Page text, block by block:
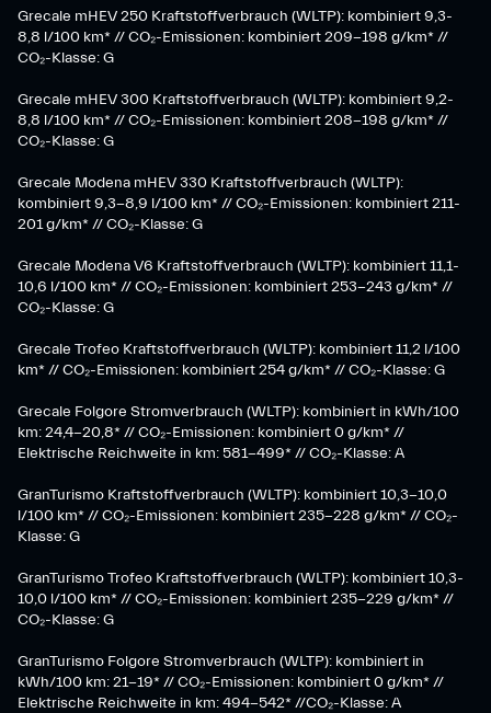
Grecale mHEV 250 Kraftstoffverbrauch (WLTP): kombiniert 9,3-
8,8 l/100 km* // CO₂-Emissionen: kombiniert 209-198 g/km* ​//
CO₂-Klasse: G
Grecale mHEV 300 Kraftstoffverbrauch (WLTP): kombiniert 9,2-
8,8 l/100 km* // CO₂-Emissionen: kombiniert 208-198 g/km* //
CO₂-Klasse: G
Grecale Modena mHEV 330 Kraftstoffverbrauch (WLTP):
kombiniert 9,3-8,9 l/100 km* // CO₂-Emissionen: kombiniert 211-
201 g/km* // CO₂-Klasse: G
Grecale Modena V6 Kraftstoffverbrauch (WLTP): kombiniert 11,1-
10,6 l/100 km* // CO₂-Emissionen: kombiniert 253-243 g/km* //
CO₂-Klasse: G
Grecale Trofeo Kraftstoffverbrauch (WLTP): kombiniert 11,2 l/100
km* // CO₂-Emissionen: kombiniert 254 g/km* // CO₂-Klasse: G
Grecale Folgore Stromverbrauch (WLTP): kombiniert in kWh/100
km: 24,4-20,8* // CO₂-Emissionen: kombiniert 0 g/km* //
Elektrische Reichweite in km: 581-499* // CO₂-Klasse: A
GranTurismo Kraftstoffverbrauch (WLTP): kombiniert 10,3-10,0
l/100 km* // CO₂-Emissionen: kombiniert 235-228 g/km* // CO₂-
Klasse: G
GranTurismo Trofeo Kraftstoffverbrauch (WLTP): kombiniert 10,3-
10,0 l/100 km* // CO₂-Emissionen: kombiniert 235-229 g/km* //
CO₂-Klasse: G
GranTurismo Folgore Stromverbrauch (WLTP): kombiniert in
kWh/100 km: 21-19* // CO₂-Emissionen: kombiniert 0 g/km* //
Elektrische Reichweite in km: 494-542* //CO₂-Klasse: A